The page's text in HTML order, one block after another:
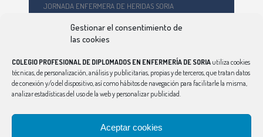
Gestionar el consentimiento de
las cookies
COLEGIO PROFESIONAL DE DIPLOMADOS EN ENFERMERÍA DE SORIA utiliza cookies
técnicas, de personalización, análisis y publicitarias, propias y de terceros, que tratan datos
de conexión y/o del dispositivo, así como hábitos de navegación para facilitarle la misma,
analizar estadísticas del uso de la web y personalizar publicidad.
Aceptar cookies
JORNADA ENFERMERA DE HERIDAS SORIA
Formación en primeros auxilios y prevención de riesgos
laborales en el CEPA Celtiberia
Curso Ciberindex junio 2026 – AT7 – Cuidados a mujeres
víctimas de violencia de género